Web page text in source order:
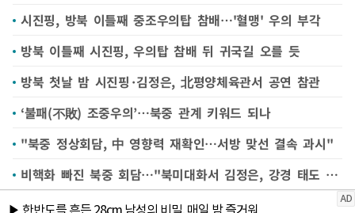
시진핑, 방북 이틀째 중조우의탑 참배…'혈맹' 우의 부각
방북 이틀째 시진핑, 우의탑 참배 뒤 귀국길 오를 듯
방북 첫날 밤 시진핑·김정은, 北평양체육관서 공연 참관
‘불패(不敗) 조중우의’…북중 관계 키워드 되나
"북중 정상회담, 中 영향력 재확인…서방 맞선 결속 과시"
비핵화 빠진 북중 회담…"북미대화서 김정은, 강경 태도 우려"